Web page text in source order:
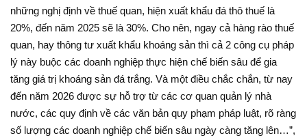
những nghị định về thuế quan, hiện xuất khẩu đá thô thuế là
20%, đến năm 2025 sẽ là 30%. Cho nên, ngay cả hàng rào thuế
quan, hay thông tư xuất khẩu khoáng sản thì cả 2 công cụ pháp
lý này buộc các doanh nghiệp thực hiện chế biến sâu để gia
tăng giá trị khoáng sản đá trắng. Và một điều chắc chắn, từ nay
đến năm 2026 được sự hỗ trợ từ các cơ quan quản lý nhà
nước, các quy định về các văn bản quy phạm pháp luật, rõ ràng
số lượng các doanh nghiệp chế biến sâu ngày càng tăng lên…”,